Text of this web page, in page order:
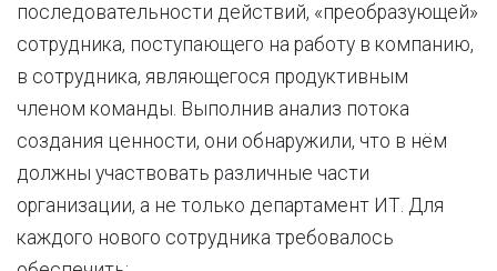
последовательности действий, «преобразующей»
сотрудника, поступающего на работу в компанию,
в сотрудника, являющегося продуктивным
членом команды. Выполнив анализ потока
создания ценности, они обнаружили, что в нём
должны участвовать различные части
организации, а не только департамент ИТ. Для
каждого нового сотрудника требовалось